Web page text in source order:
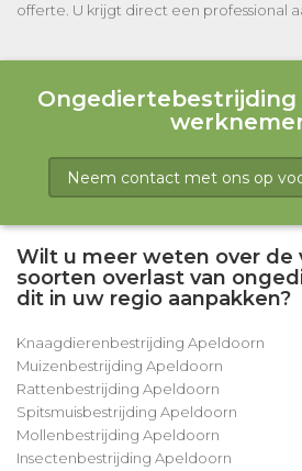
offerte. U krijgt direct een professional
Ongediertebestrijding
Neem contact met ons op
Wilt u meer weten over de
soorten overlast van
dit in uw regio aanpakken?
Knaagdierenbestrijding Apeldoorn
Muizenbestrijding Apeldoorn
Rattenbestrijding Apeldoorn
Spitsmuisbestrijding Apeldoorn
Mollenbestrijding Apeldoorn
Insectenbestrijding Apeldoorn